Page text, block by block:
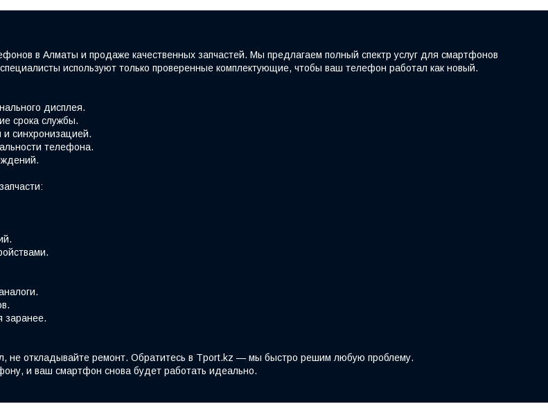
в Алматы и продаже качественных запчастей. Мы предлагаем полный спектр услуг для смартфонов
используют только проверенные комплектующие, чтобы ваш телефон работал как новый.
дисплея.
срока службы.
синхронизацией.
телефона.
заранее.
не откладывайте ремонт. Обратитесь в Tport.kz — мы быстро решим любую проблему.
и ваш смартфон снова будет работать идеально.